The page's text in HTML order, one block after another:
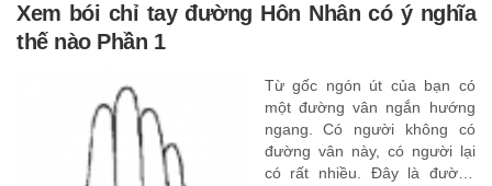
Xem bói chỉ tay đường Hôn Nhân có ý nghĩa
thế nào Phần 1
Từ gốc ngón út của bạn có
một đường vân ngắn hướng
ngang. Có người không có
đường vân này, có người lại
có rất nhiều. Đây là đường